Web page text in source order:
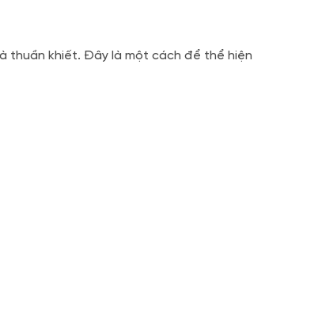
thuần khiết. Đây là một cách để thể hiện